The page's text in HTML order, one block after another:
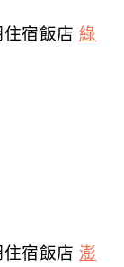
宿飯店 綠
宿飯店 澎